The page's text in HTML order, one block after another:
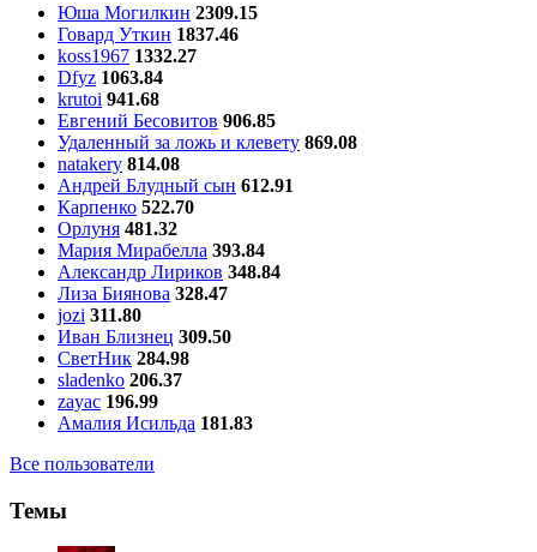
Юша Могилкин 2309.15
Говард Уткин 1837.46
koss1967 1332.27
Dfyz 1063.84
krutoi 941.68
Евгений Бесовитов 906.85
Удаленный за ложь и клевету 869.08
natakery 814.08
Андрей Блудный сын 612.91
Карпенко 522.70
Орлуня 481.32
Мария Мирабелла 393.84
Александр Лириков 348.84
Лиза Биянова 328.47
jozi 311.80
Иван Близнец 309.50
СветНик 284.98
sladenko 206.37
zayac 196.99
Амалия Исильда 181.83
Все пользователи
Темы